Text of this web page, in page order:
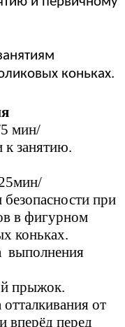
коньках.
мин/
занятию.
при
в фигурном
коньках.
выполнения
прыжок.
от
вперёд перед